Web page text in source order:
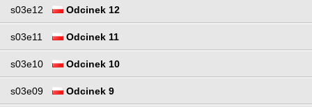
s03e12 Odcinek 12
s03e11 Odcinek 11
s03e10 Odcinek 10
s03e09 Odcinek 9